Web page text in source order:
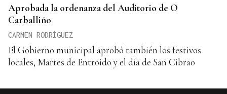
Aprobada la ordenanza del Auditorio de O
Carballiño
CARMEN RODRÍGUEZ
El Gobierno municipal aprobó también los festivos
locales, Martes de Entroido y el día de San Cibrao